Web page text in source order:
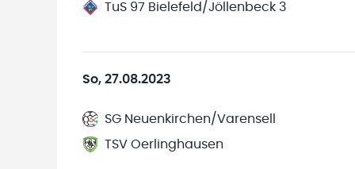
TuS 97 Bielefeld/Jöllenbeck 3
So, 27.08.2023
SG Neuenkirchen/Varensell
TSV Oerlinghausen